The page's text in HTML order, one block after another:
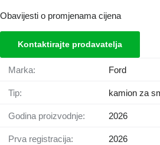
Obavijesti o promjenama cijena
Kontaktirajte prodavatelja
Marka: Ford
Tip: kamion za
Godina proizvodnje: 2026
Prva registracija: 2026